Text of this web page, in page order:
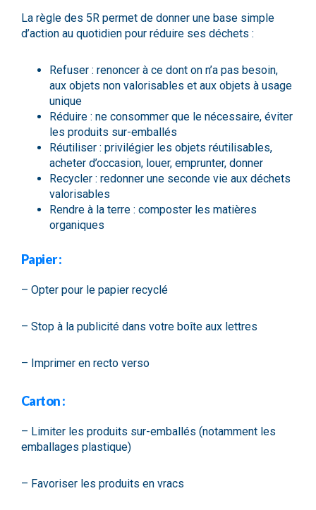
La règle des 5R permet de donner une base simple
d’action au quotidien pour réduire ses déchets :
Refuser : renoncer à ce dont on n’a pas besoin,
aux objets non valorisables et aux objets à usage
unique
Réduire : ne consommer que le nécessaire, éviter
les produits sur-emballés
Réutiliser : privilégier les objets réutilisables,
acheter d’occasion, louer, emprunter, donner
Recycler : redonner une seconde vie aux déchets
valorisables
Rendre à la terre : composter les matières
organiques
Papier :
– Opter pour le papier recyclé
– Stop à la publicité dans votre boîte aux lettres
– Imprimer en recto verso
Carton :
– Limiter les produits sur-emballés (notamment les
emballages plastique)
– Favoriser les produits en vracs